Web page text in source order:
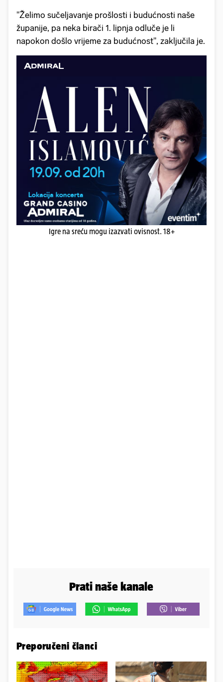
"Želimo sučeljavanje prošlosti i budućnosti naše
županije, pa neka birači 1. lipnja odluče je li
napokon došlo vrijeme za budućnost", zaključila je.
Igre na sreću mogu izazvati ovisnost. 18+
Prati naše kanale
Preporučeni članci